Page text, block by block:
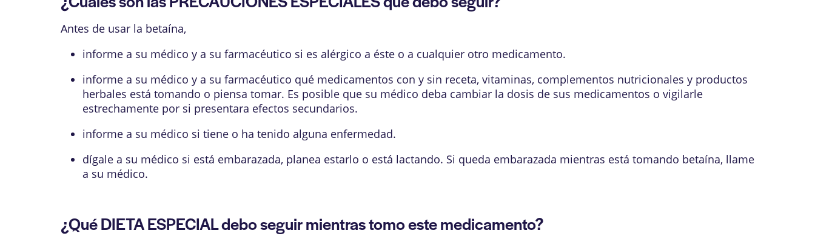
Antes de usar la betaína,
informe a su médico y a su farmacéutico si es alérgico a éste o a cualquier otro medicamento.
informe a su médico y a su farmacéutico qué medicamentos con y sin receta, vitaminas, complementos nutricionales y productos
herbales está tomando o piensa tomar. Es posible que su médico deba cambiar la dosis de sus medicamentos o vigilarle
estrechamente por si presentara efectos secundarios.
informe a su médico si tiene o ha tenido alguna enfermedad.
dígale a su médico si está embarazada, planea estarlo o está lactando. Si queda embarazada mientras está tomando betaína, llame
a su médico.
¿Qué DIETA ESPECIAL debo seguir mientras tomo este medicamento?